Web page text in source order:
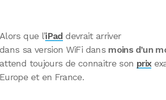
Alors que l’iPad devrait arriver
dans sa version WiFi dans moins d’un
attend toujours de connaitre son prix
Europe et en France.